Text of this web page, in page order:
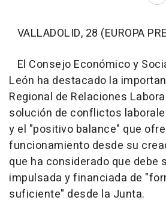
VALLADOLID, 28 (EUROPA
El Consejo Económico y
León ha destacado la
Regional de Relaciones
solución de conflictos
y el "positivo balance" que
funcionamiento desde su
que ha considerado que debe
impulsada y financiada de
suficiente" desde la Junta.